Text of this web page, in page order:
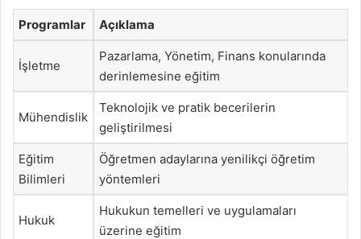
Programlar Açıklama
İşletme
Pazarlama, Yönetim, Finans konularında
derinlemesine eğitim
Mühendislik
Teknolojik ve pratik becerilerin
geliştirilmesi
Eğitim
Bilimleri
Öğretmen adaylarına yenilikçi öğretim
yöntemleri
Hukuk
Hukukun temelleri ve uygulamaları
üzerine eğitim